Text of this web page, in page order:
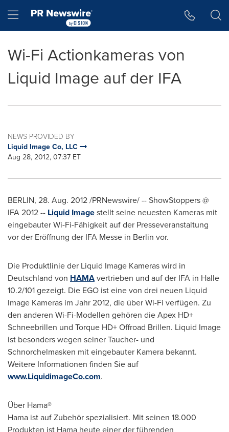
Hamburger menu
Wi-Fi Actionkameras von
Liquid Image auf der IFA
NEWS PROVIDED BY
Liquid Image Co, LLC
Aug 28, 2012, 07:37 ET
BERLIN, 28. Aug. 2012/PRNewswire/ -- ShowStoppers @
IFA 2012 -- Liquid Imagestellt seine neuesten Kameras mit
eingebauter Wi-Fi-Fähigkeit auf der Presseveranstaltung
vor der Eröffnung der IFA Messe in Berlin vor.
Die Produktlinie der Liquid Image Kameras wird in
Deutschland von HAMAvertrieben und auf der IFA in Halle
10.2/101 gezeigt. Die EGO ist eine von drei neuen Liquid
Image Kameras im Jahr 2012, die über Wi-Fi verfügen. Zu
den anderen Wi-Fi-Modellen gehören die Apex HD+
Schneebrillen und Torque HD+ Offroad Brillen. Liquid Image
ist besonders wegen seiner Taucher- und
Schnorchelmasken mit eingebauter Kamera bekannt.
Weitere Informationen finden Sie auf
www.LiquidimageCo.com.
Über Hama®
Hama ist auf Zubehör spezialisiert. Mit seinen 18.000